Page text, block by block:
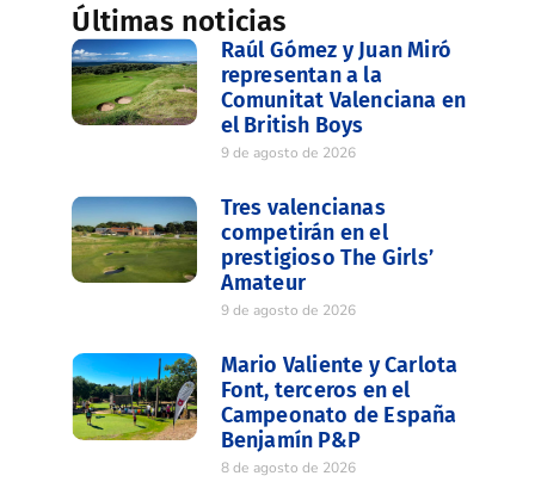
Últimas noticias
Raúl Gómez y Juan Miró
representan a la
Comunitat Valenciana en
el British Boys
9 de agosto de 2026
Tres valencianas
competirán en el
prestigioso The Girls’
Amateur
9 de agosto de 2026
Mario Valiente y Carlota
Font, terceros en el
Campeonato de España
Benjamín P&P
8 de agosto de 2026